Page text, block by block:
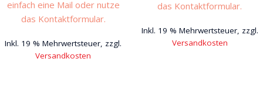
einfach eine Mail oder nutze
das Kontaktformular.
Inkl. 19 % Mehrwertsteuer, zzgl.
Versandkosten
das Kontaktformular.
Inkl. 19 % Mehrwertsteuer, zzgl.
Versandkosten